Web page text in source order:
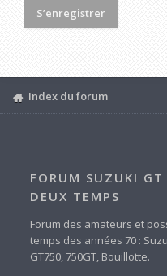
S’enregistrer
Index du forum
FORUM SUZUKI
DEUX TEMPS
Forum des amateurs et
temps des années 70 :
GT750, 750GT, Bouillotte.